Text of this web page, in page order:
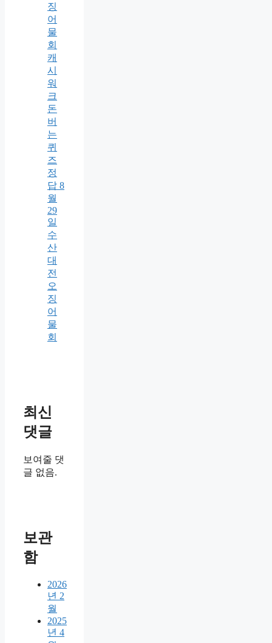
징
어
물
회
캐
시
워
크
돈
버
는
퀴
즈
정
답 8
월
29
일
수
산
대
전
오
징
어
물
회
최신
댓글
보여줄 댓
글 없음.
보관
함
2026
년 2
월
2025
년 4